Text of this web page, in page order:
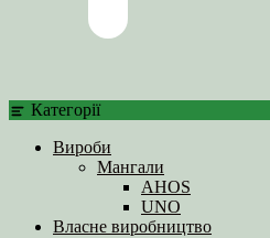
Категорії
Вироби
Мангали
AHOS
UNO
Власне виробництво